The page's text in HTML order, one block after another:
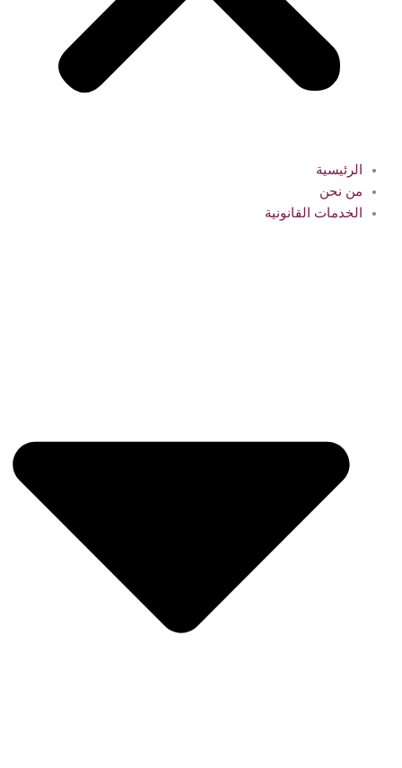
الرئيسية
من نحن
الخدمات القانونية